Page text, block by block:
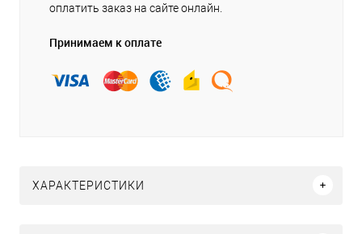
оплатить заказ на сайте онлайн.
Принимаем к оплате
ХАРАКТЕРИСТИКИ